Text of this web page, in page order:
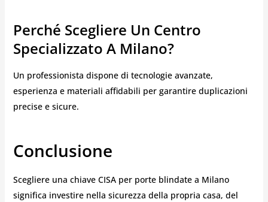
Perché Scegliere Un Centro
Specializzato A Milano?
Un professionista dispone di tecnologie avanzate,
esperienza e materiali affidabili per garantire duplicazioni
precise e sicure.
Conclusione
Scegliere una chiave CISA per porte blindate a Milano
significa investire nella sicurezza della propria casa, del